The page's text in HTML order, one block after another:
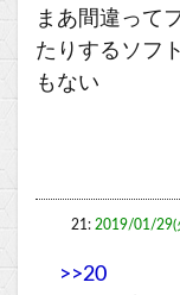
まあ間違って
たりするソフ
もない
21: 2019/01/29(
>>20